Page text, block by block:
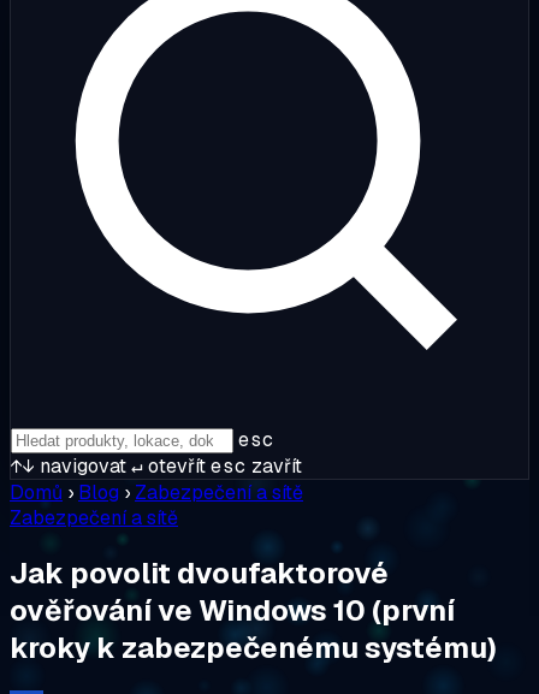
esc
↑↓ navigovat↵otevřítesc zavřít
Domů › Blog › Zabezpečení a sítě
Zabezpečení a sítě
Jak povolit dvoufaktorové
ověřování ve Windows 10 (první
kroky k zabezpečenému systému)